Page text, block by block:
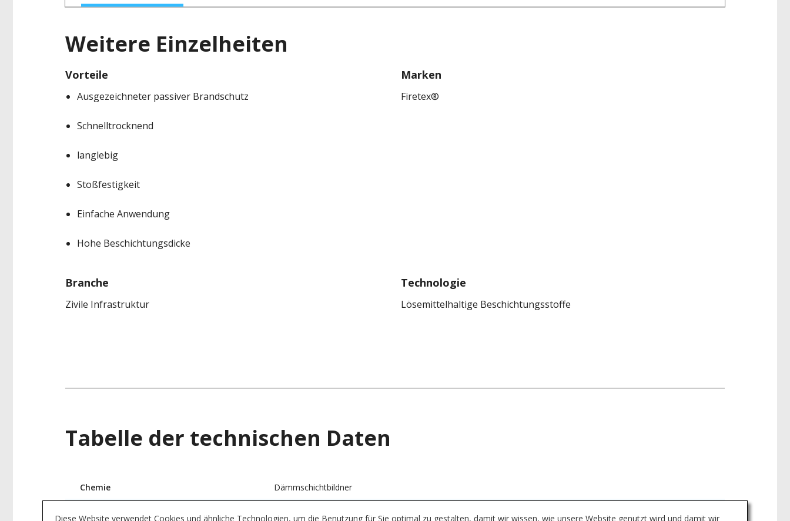
Weitere Einzelheiten
Vorteile
Ausgezeichneter passiver Brandschutz
Schnelltrocknend
langlebig
Stoßfestigkeit
Einfache Anwendung
Hohe Beschichtungsdicke
Marken
Firetex®
Branche
Zivile Infrastruktur
Technologie
Lösemittelhaltige Beschichtungsstoffe
Tabelle der technischen Daten
Technisches
Chemie Dämmschichtbildner
Diese Website verwendet Cookies und ähnliche Technologien, um die Benutzung für Sie optimal zu gestalten, damit wir wissen, wie unsere Website genutzt wird und damit wir